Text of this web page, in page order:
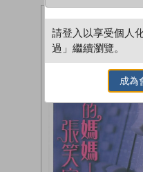
請登入以享受個人
過」繼續瀏覽。
成為